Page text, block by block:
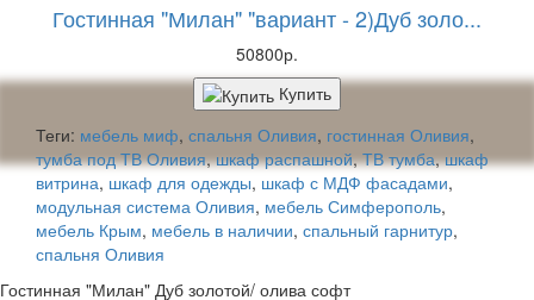
Гостинная "Милан" "вариант - 2)Дуб золо...
50800р.
Купить
Теги: мебель миф, спальня Оливия, гостинная Оливия,
тумба под ТВ Оливия,шкаф распашной,ТВ тумба,шкаф
витрина, шкаф для одежды, шкаф с МДФ фасадами,
модульная система Оливия, мебель Симферополь,
мебель Крым, мебель в наличии, спальный гарнитур,
спальня Оливия
Гостинная "Милан" Дуб золотой/ олива софт